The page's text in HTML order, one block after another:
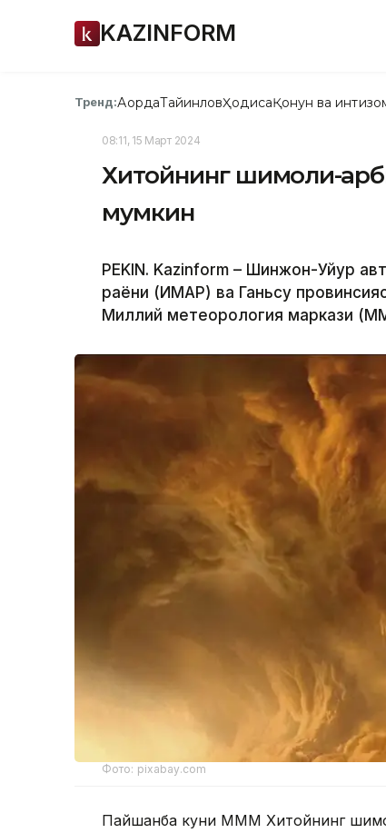
KAZINFORM
Тренд:АқордаТайинловҲодисаҚонун ва
08:11, 15 Март 2024
Хитойнинг шимоли-
мумкин
PEKIN. Kazinform – Шинжон-Уйғур
раёни (ИМАР) ва Ганьсу
Миллий метеорология маркази
Фото: pixabay.com
Пайшанба куни МММ Хитойнинг